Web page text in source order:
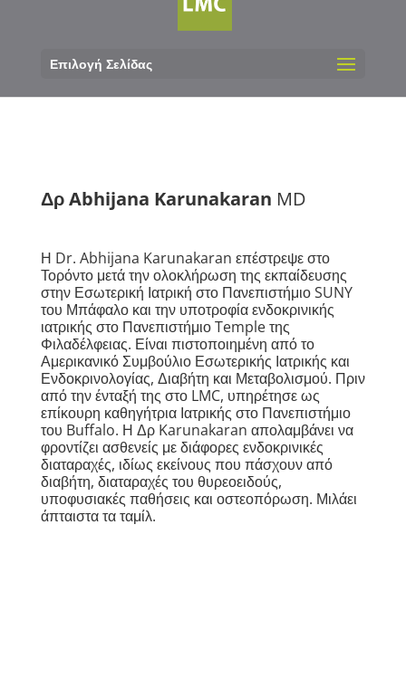
Επιλογή Σελίδας
Δρ Abhijana Karunakaran MD
Η Dr. Abhijana Karunakaran επέστρεψε στο
Τορόντο μετά την ολοκλήρωση της εκπαίδευσης
στην Εσωτερική Ιατρική στο Πανεπιστήμιο SUNY
του Μπάφαλο και την υποτροφία ενδοκρινικής
ιατρικής στο Πανεπιστήμιο Temple της
Φιλαδέλφειας. Είναι πιστοποιημένη από το
Αμερικανικό Συμβούλιο Εσωτερικής Ιατρικής και
Ενδοκρινολογίας, Διαβήτη και Μεταβολισμού. Πριν
από την ένταξή της στο LMC, υπηρέτησε ως
επίκουρη καθηγήτρια Ιατρικής στο Πανεπιστήμιο
του Buffalo. Η Δρ Karunakaran απολαμβάνει να
φροντίζει ασθενείς με διάφορες ενδοκρινικές
διαταραχές, ιδίως εκείνους που πάσχουν από
διαβήτη, διαταραχές του θυρεοειδούς,
υποφυσιακές παθήσεις και οστεοπόρωση. Μιλάει
άπταιστα τα ταμίλ.